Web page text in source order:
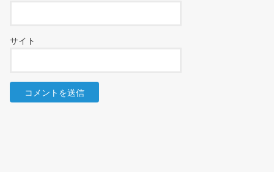
サイト